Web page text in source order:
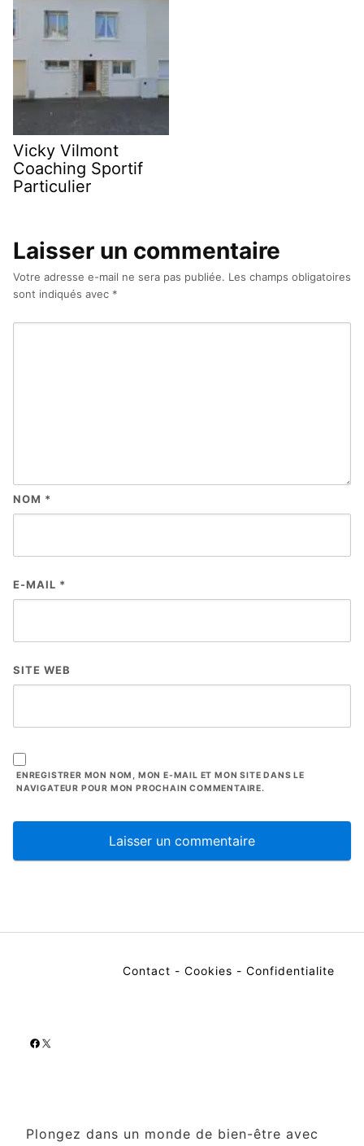
Vicky Vilmont
Coaching Sportif
Particulier
Laisser un commentaire
Votre adresse e-mail ne sera pas publiée. Les champs obligatoires
sont indiqués avec *
NOM *
E-MAIL *
SITE WEB
ENREGISTRER MON NOM, MON E-MAIL ET MON SITE DANS LE
NAVIGATEUR POUR MON PROCHAIN COMMENTAIRE.
Contact - Cookies - Confidentialite
Facebook
X
Plongez dans un monde de bien-être avec